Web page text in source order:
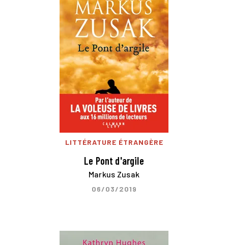
LITTÉRATURE ÉTRANGÈRE
Le Pont d'argile
Markus Zusak
06/03/2019